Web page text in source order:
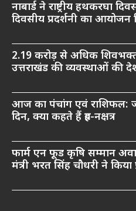
नाबार्ड ने राष्ट्रीय हथकरघा
दिवसीय प्रदर्शनी का आयोजन
2.19 करोड़ से अधिक
उत्तराखंड की व्यवस्थाओं की
आज का पंचांग एवं राशिफल:
दिन, क्या कहते हैं ग्रह-नक्षत्र
फार्म एन फूड कृषि सम्मान
मंत्री भरत सिंह चौधरी ने किया